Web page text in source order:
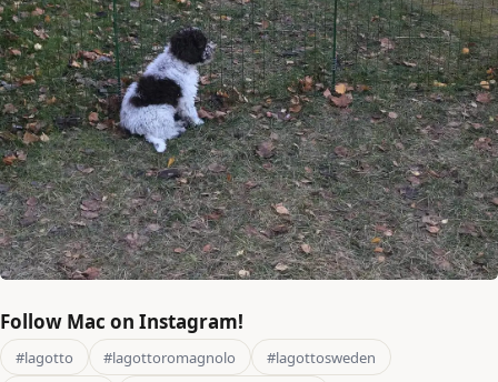
Follow Mac on Instagram!
#lagotto #lagottoromagnolo
#lagottosweden